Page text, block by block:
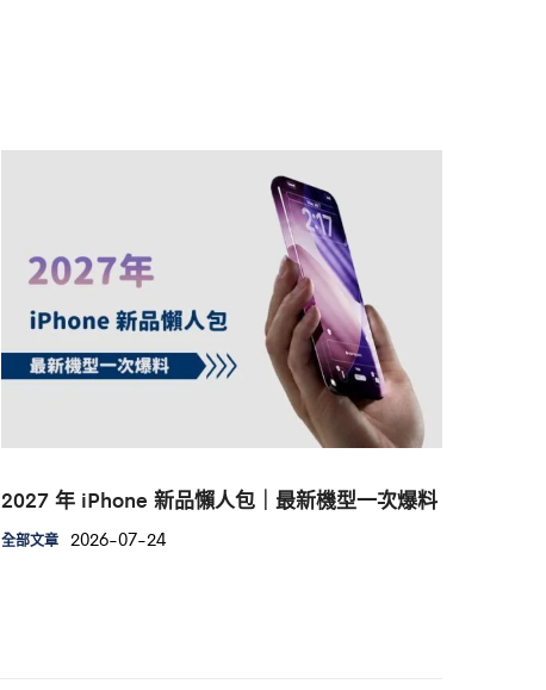
2027 年 iPhone 新品懶人包｜最新機型一次爆料
全部文章 2026-07-24